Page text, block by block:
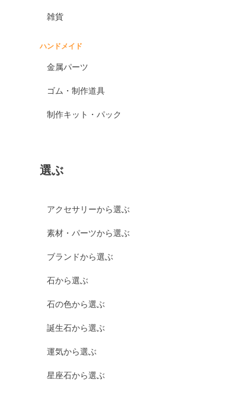
雑貨
ハンドメイド
金属パーツ
ゴム・制作道具
制作キット・パック
選ぶ
アクセサリーから選ぶ
素材・パーツから選ぶ
ブランドから選ぶ
石から選ぶ
石の色から選ぶ
誕生石から選ぶ
運気から選ぶ
星座石から選ぶ